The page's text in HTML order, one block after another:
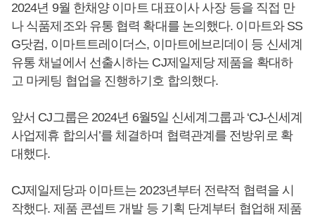
2024년 9월 한채양 이마트 대표이사 사장 등을 직접 만
나 식품제조와 유통 협력 확대를 논의했다. 이마트와 SS
G닷컴, 이마트트레이더스, 이마트에브리데이 등 신세계
유통 채널에서 선출시하는 CJ제일제당 제품을 확대하
고 마케팅 협업을 진행하기호 합의했다.
앞서 CJ그룹은 2024년 6월5일 신세계그룹과 ‘CJ-신세계
사업제휴 합의서’를 체결하며 협력관계를 전방위로 확
대했다.
CJ제일제당과 이마트는 2023년부터 전략적 협력을 시
작했다. 제품 콘셉트 개발 등 기획 단계부터 협업해 제품